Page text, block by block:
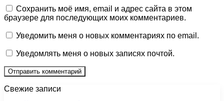
Сохранить моё имя, email и адрес сайта в этом
браузере для последующих моих комментариев.
Уведомить меня о новых комментариях по email.
Уведомлять меня о новых записях почтой.
Свежие записи